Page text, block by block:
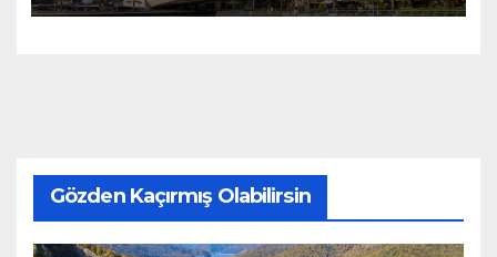
Gözden Kaçırmış Olabilirsin